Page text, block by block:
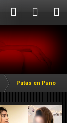
Putas en Puno